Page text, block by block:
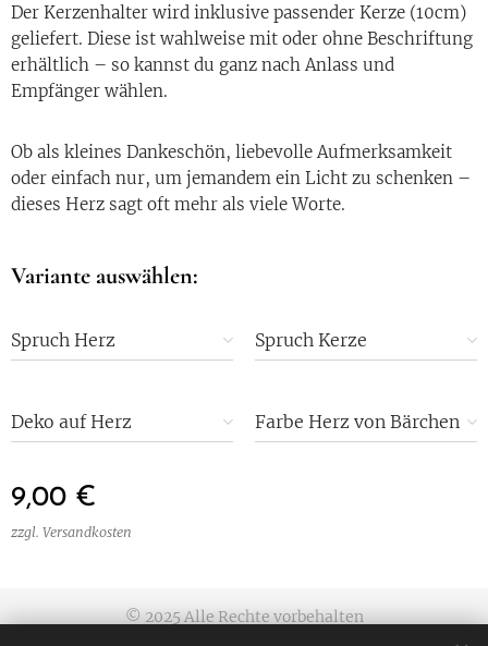
Der Kerzenhalter wird inklusive passender Kerze (10cm)
geliefert. Diese ist wahlweise mit oder ohne Beschriftung
erhältlich – so kannst du ganz nach Anlass und
Empfänger wählen.
Ob als kleines Dankeschön, liebevolle Aufmerksamkeit
oder einfach nur, um jemandem ein Licht zu schenken –
dieses Herz sagt oft mehr als viele Worte.
Variante auswählen:
Spruch Herz Spruch Kerze
Deko auf Herz
Farbe Herz von Bärchen
9,00 €
zzgl. Versandkosten
© 2025 Alle Rechte vorbehalten